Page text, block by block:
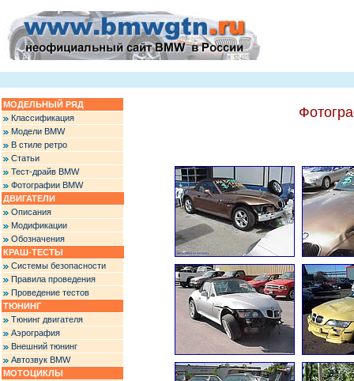
МОДЕЛЬНЫЙ РЯД
Классификация
Модели BMW
В стиле ретро
Статьи
Тест-драйв BMW
Фотографии BMW
ДВИГАТЕЛИ
Описания
Модификации
Обозначения
КРАШ-ТЕСТЫ
Системы безопасности
Правила проведения
Проведение тестов
ТЮНИНГ
Тюнинг двигателя
Аэрография
Внешний тюнинг
Автозвук BMW
МОТОЦИКЛЫ